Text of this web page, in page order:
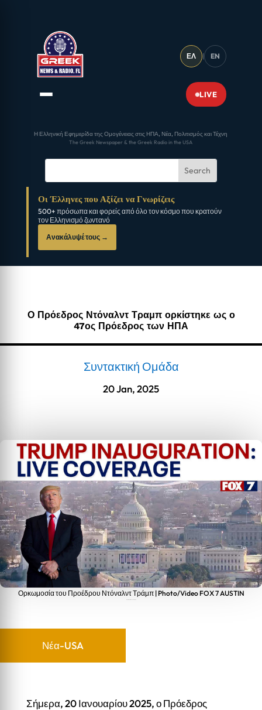
ΕΛ | EN
LIVE
Η Ελληνική Εφημερίδα της Ομογένειας στις ΗΠΑ, Νέα, Πολιτισμός και Τέχνη
The Greek Newspaper & the Greek Radio in the USA
Οι Έλληνες που Αξίζει να Γνωρίζεις
500+ πρόσωπα και φορείς από όλο τον κόσμο που κρατούν
τον Ελληνισμό ζωντανό
Ανακάλυψέ τους →
Ο Πρόεδρος Ντόναλντ Τραμπ ορκίστηκε ως ο
47ος Πρόεδρος των ΗΠΑ
Συντακτική Ομάδα
20 Jan, 2025
Ορκωμοσία του Προέδρου Ντόναλντ Τράμπ | Photo/Video FOX 7 AUSTIN
Νέα-USA
Σήμερα, 20 Ιανουαρίου 2025, ο Πρόεδρος